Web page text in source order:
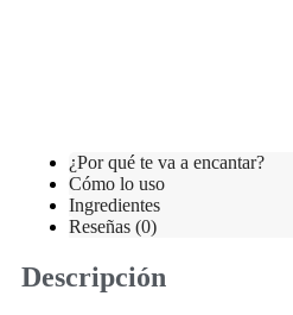
¿Por qué te va a encantar?
Cómo lo uso
Ingredientes
Reseñas (0)
Descripción